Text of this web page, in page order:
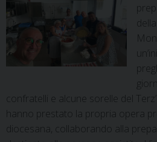
confratelli e alcune sorelle del
hanno prestato la propria opera
diocesana, collaborando alla